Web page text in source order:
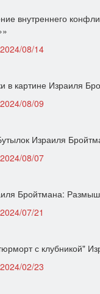
внутреннего
2024/08/14
в картине Израиля
2024/08/09
Израиля
2024/08/07
Бройтмана:
2024/07/21
с клубникой"
2024/02/23